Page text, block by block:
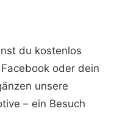
du kostenlos
oder dein
unsere
– ein Besuch